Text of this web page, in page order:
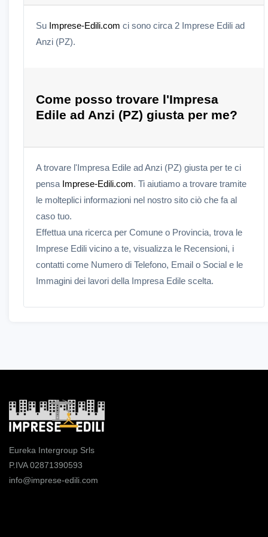
Su Imprese-Edili.com ci sono circa 2 Imprese Edili ad
Anzi (PZ).
Come posso trovare l'Impresa
Edile ad Anzi (PZ) giusta per me?
A trovare l'Impresa Edile ad Anzi (PZ) giusta per te ci
pensa Imprese-Edili.com. Ti aiutiamo a trovare tramite
le molteplici informazioni nel nostro sito ciò che fa al
caso tuo.
Effettua una ricerca per Comune o Provincia, trova le
Imprese Edili vicino a te, visualizza le Recensioni, i
contatti come Numero di Telefono, Email o Social e le
Immagini dei lavori della Impresa Edile scelta.
Eureka Intergroup Srls
P.IVA 02871390593
info@imprese-edili.com